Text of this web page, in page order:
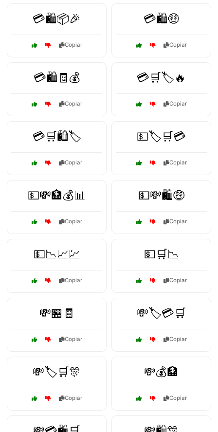
💳🛍️📦🎉
Copiar
💳🛍️🤑
Copiar
💳🛍️🧾💰
Copiar
💳🛒🏷️🔥
Copiar
💳🛒🛍️🏷️
Copiar
💵🏷️🛒💳
Copiar
💵💸🏦💰📊
Copiar
💵💸🛍️🤑
Copiar
💵📉📈💹
Copiar
💵🛒📉
Copiar
💸🏪🧾
Copiar
💸🏷️💳🛒
Copiar
💸🏷️🛒🎊
Copiar
💸💰🏦
Copiar